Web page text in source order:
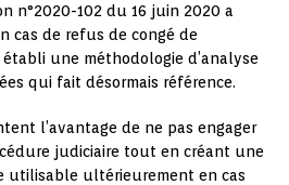
n°2020-102 du 16 juin 2020 a
cas de refus de congé de
une méthodologie d’analyse
qui fait désormais référence.
l’avantage de ne pas engager
judiciaire tout en créant une
utilisable ultérieurement en cas